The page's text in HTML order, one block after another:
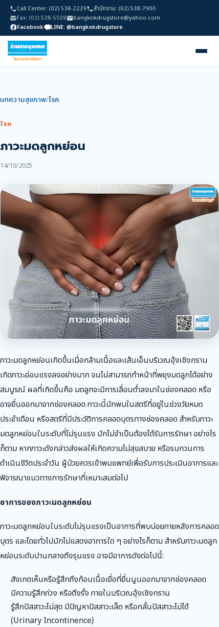
Call Center: (02) 538-2229
สำนักงาน: (02) 538-7900
Fax: (02) 538-5508
bangkokdrugstore@yahoo.com
Facebook
LINE: @bangkokdrugstore
บทความสุขภาพ/โรค
โรค
ภาวะมดลูกหย่อน
14/10/2025
ภาวะมดลูกหย่อนเกิดขึ้นเมื่อกล้ามเนื้อและเส้นเอ็นบริเวณอุ้งเชิงกราน
เกิดภาวะอ่อนแรงลงอย่างมาก จนไม่สามารถทำหน้าที่พยุงมดลูกได้อย่าง
สมบูรณ์ ผลที่เกิดขึ้นคือ มดลูกจะมีการเลื่อนต่ำลงมาในช่องคลอด หรือ
อาจยื่นออกมาจากช่องคลอด ภาวะนี้มักพบในสตรีที่อยู่ในช่วงวัยหมด
ประจำเดือน หรือสตรีที่มีประวัติการคลอดบุตรทางช่องคลอด สำหรับภาวะ
มดลูกหย่อนในระดับที่ไม่รุนแรง มักไม่จำเป็นต้องได้รับการรักษา อย่างไร
ก็ตาม หากภาวะดังกล่าวส่งผลให้เกิดความไม่สุขสบาย หรือรบกวนการ
ดำเนินชีวิตประจำวัน ผู้ป่วยควรเข้าพบแพทย์เพื่อรับการประเมินอาการและ
พิจารณาแนวทางการรักษาที่เหมาะสมต่อไป
อาการของภาวะมดลูกหย่อน
ภาวะมดลูกหย่อนในระดับไม่รุนแรงเป็นอาการที่พบบ่อยภายหลังการคลอด
บุตร และโดยทั่วไปมักไม่แสดงอาการใด ๆ อย่างไรก็ตาม สำหรับภาวะมดลูก
หย่อนระดับปานกลางถึงรุนแรง อาจมีอาการดังต่อไปนี้:
สังเกตเห็นหรือรู้สึกถึงก้อนเนื้อเยื่อที่ยื่นนูนออกมาจากช่องคลอด
มีความรู้สึกถ่วง หรือตึงรั้ง ภายในบริเวณอุ้งเชิงกราน
รู้สึกปัสสาวะไม่สุด มีปัญหาปัสสาวะเล็ด หรือกลั้นปัสสาวะไม่ได้
(Urinary Incontinence)